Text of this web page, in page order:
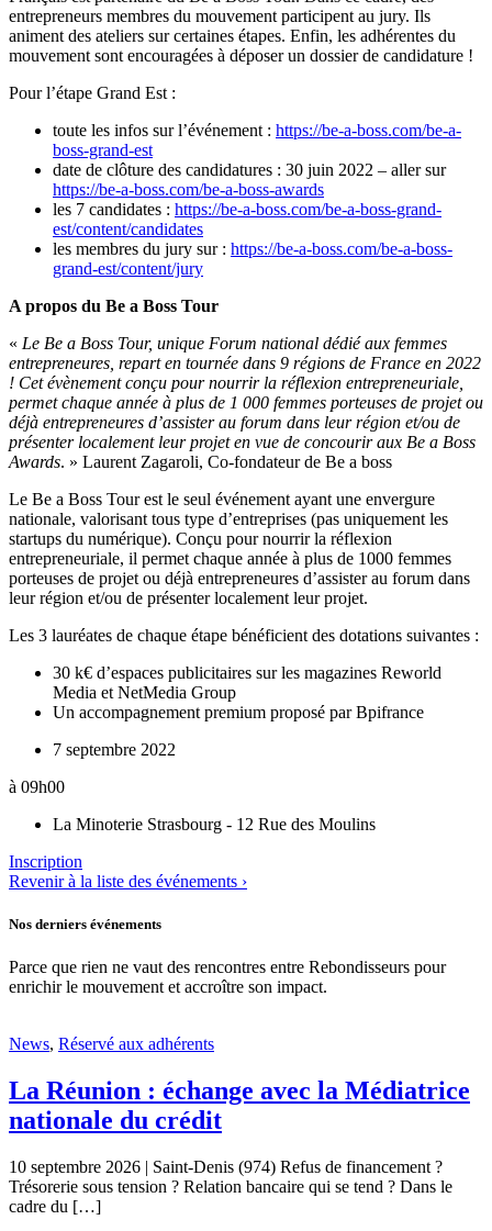
entrepreneurs membres du mouvement participent au jury. Ils
animent des ateliers sur certaines étapes. Enfin, les adhérentes du
mouvement sont encouragées à déposer un dossier de candidature !
Pour l’étape Grand Est :
toute les infos sur l’événement : https://be-a-boss.com/be-a-
boss-grand-est
date de clôture des candidatures : 30 juin 2022 – aller sur
https://be-a-boss.com/be-a-boss-awards
les 7 candidates : https://be-a-boss.com/be-a-boss-grand-
est/content/candidates
les membres du jury sur : https://be-a-boss.com/be-a-boss-
grand-est/content/jury
A propos du Be a Boss Tour
« Le Be a Boss Tour, unique Forum national dédié aux femmes
entrepreneures, repart en tournée dans 9 régions de France en 2022
! Cet évènement conçu pour nourrir la réflexion entrepreneuriale,
permet chaque année à plus de 1 000 femmes porteuses de projet ou
déjà entrepreneures d’assister au forum dans leur région et/ou de
présenter localement leur projet en vue de concourir aux Be a Boss
Awards. » Laurent Zagaroli, Co-fondateur de Be a boss
Le Be a Boss Tour est le seul événement ayant une envergure
nationale, valorisant tous type d’entreprises (pas uniquement les
startups du numérique). Conçu pour nourrir la réflexion
entrepreneuriale, il permet chaque année à plus de 1000 femmes
porteuses de projet ou déjà entrepreneures d’assister au forum dans
leur région et/ou de présenter localement leur projet.
Les 3 lauréates de chaque étape bénéficient des dotations suivantes :
30 k€ d’espaces publicitaires sur les magazines Reworld
Media et NetMedia Group
Un accompagnement premium proposé par Bpifrance
7 septembre 2022
à 09h00
La Minoterie Strasbourg - 12 Rue des Moulins
Inscription
Revenir à la liste des événements ›
Nos derniers événements
Parce que rien ne vaut des rencontres entre Rebondisseurs pour
enrichir le mouvement et accroître son impact.
News, Réservé aux adhérents
La Réunion : échange avec la Médiatrice
nationale du crédit
10 septembre 2026 | Saint-Denis (974) Refus de financement ?
Trésorerie sous tension ? Relation bancaire qui se tend ? Dans le
cadre du […]